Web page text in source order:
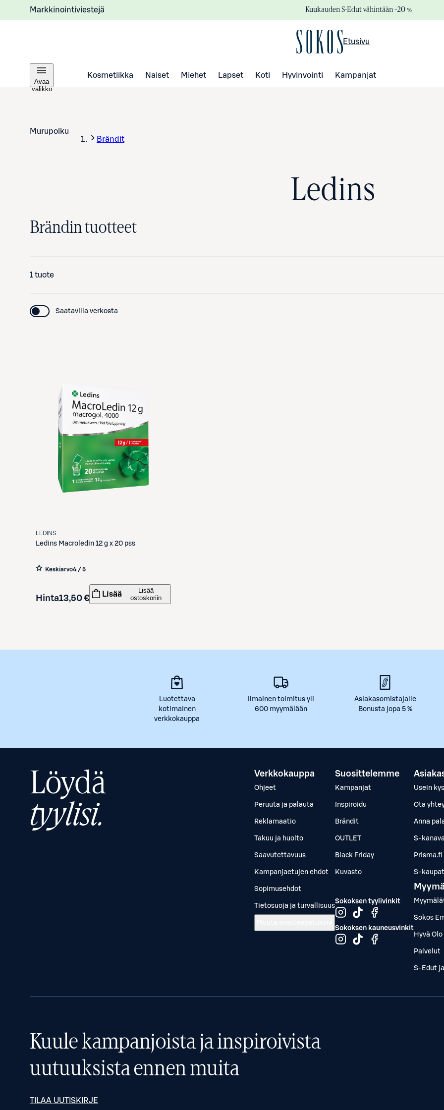
Markkinointiviestejä Kuukauden S-Edut vähintään –20 %
Etusivu
Avaa
valikko
Kosmetiikka Naiset Miehet Lapset Koti Hyvinvointi Kampanjat
Murupolku
Brändit
Ledins
Brändin tuotteet
1 tuote
Saatavilla verkosta
LEDINS
Ledins Macroledin 12 g x 20 pss
Keskiarvo4 / 5
Hinta13,50 € Lisää
Lisää
ostoskoriin
Luotettava
kotimainen
verkkokauppa
Ilmainen toimitus yli
600 myymälään
Asiakasomistajalle
Bonusta jopa 5 %
Löydä
tyylisi.
Verkkokauppa
Ohjeet
Peruuta ja palauta
Reklamaatio
Takuu ja huolto
Saavutettavuus
Kampanjaetujen ehdot
Sopimusehdot
Tietosuoja ja turvallisuus
Suosittelemme
Kampanjat
Inspiroidu
Brändit
OUTLET
Black Friday
Kuvasto
Sokoksen tyylivinkit
Sokoksen kauneusvinkit
Usein
Ota
Anna
S-
Prisma.fi
S-
Sokos
Hyvä
Palvelut
S-Edut
Kuule kampanjoista ja inspiroivista
uutuuksista ennen muita
TILAA UUTISKIRJE